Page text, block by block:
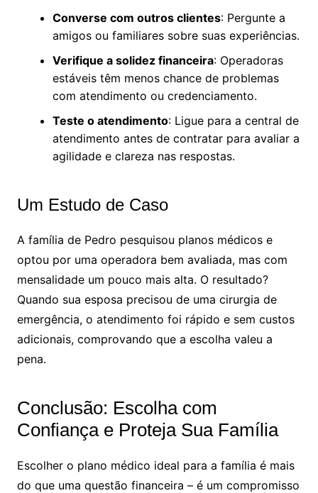
Converse com outros clientes: Pergunte a
amigos ou familiares sobre suas experiências.
Verifique a solidez financeira: Operadoras
estáveis têm menos chance de problemas
com atendimento ou credenciamento.
Teste o atendimento: Ligue para a central de
atendimento antes de contratar para avaliar a
agilidade e clareza nas respostas.
Um Estudo de Caso
A família de Pedro pesquisou planos médicos e
optou por uma operadora bem avaliada, mas com
mensalidade um pouco mais alta. O resultado?
Quando sua esposa precisou de uma cirurgia de
emergência, o atendimento foi rápido e sem custos
adicionais, comprovando que a escolha valeu a
pena.
Conclusão: Escolha com
Confiança e Proteja Sua Família
Escolher o plano médico ideal para a família é mais
do que uma questão financeira – é um compromisso